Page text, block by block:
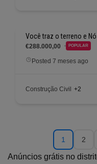
Você traz o terreno e
€288.000,00 POPULAR
Posted 7 meses ago
Construção Civil +2
1 2
Anúncios grátis no